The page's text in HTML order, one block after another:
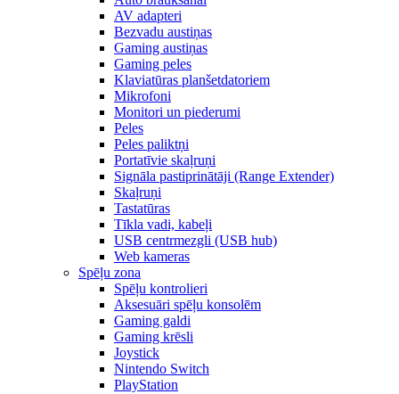
AV adapteri
Bezvadu austiņas
Gaming austiņas
Gaming peles
Klaviatūras planšetdatoriem
Mikrofoni
Monitori un piederumi
Peles
Peles paliktņi
Portatīvie skaļruņi
Signāla pastiprinātāji (Range Extender)
Skaļruņi
Tastatūras
Tīkla vadi, kabeļi
USB centrmezgli (USB hub)
Web kameras
Spēļu zona
Spēļu kontrolieri
Aksesuāri spēļu konsolēm
Gaming galdi
Gaming krēsli
Joystick
Nintendo Switch
PlayStation